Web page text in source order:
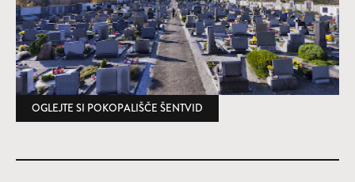
OGLEJTE SI POKOPALIŠČE ŠENTVID